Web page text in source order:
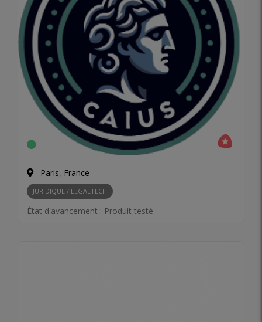
Paris, France
JURIDIQUE / LEGALTECH
État d'avancement : Produit testé